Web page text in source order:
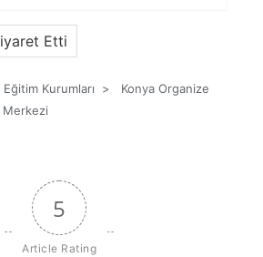
Etti
Kurumları >
Konya Organize
Merkezi
5
Article Rating